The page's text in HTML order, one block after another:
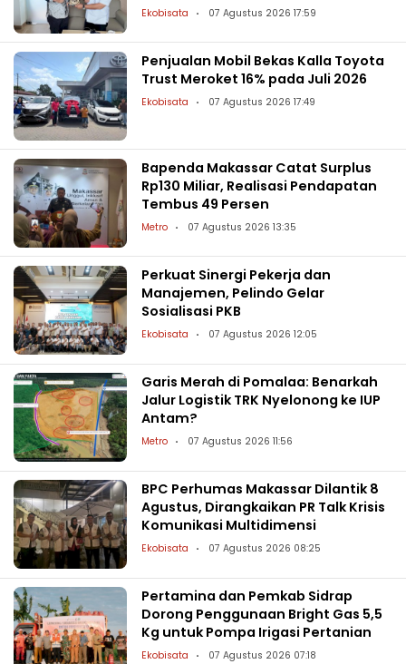
Ekobisata 07 Agustus 2026 17:59
Penjualan Mobil Bekas Kalla Toyota
Trust Meroket 16% pada Juli 2026
Ekobisata 07 Agustus 2026 17:49
Bapenda Makassar Catat Surplus
Rp130 Miliar, Realisasi Pendapatan
Tembus 49 Persen
Metro 07 Agustus 2026 13:35
Perkuat Sinergi Pekerja dan
Manajemen, Pelindo Gelar
Sosialisasi PKB
Ekobisata 07 Agustus 2026 12:05
Garis Merah di Pomalaa: Benarkah
Jalur Logistik TRK Nyelonong ke IUP
Antam?
Metro 07 Agustus 2026 11:56
BPC Perhumas Makassar Dilantik 8
Agustus, Dirangkaikan PR Talk Krisis
Komunikasi Multidimensi
Ekobisata 07 Agustus 2026 08:25
Pertamina dan Pemkab Sidrap
Dorong Penggunaan Bright Gas 5,5
Kg untuk Pompa Irigasi Pertanian
Ekobisata 07 Agustus 2026 07:18